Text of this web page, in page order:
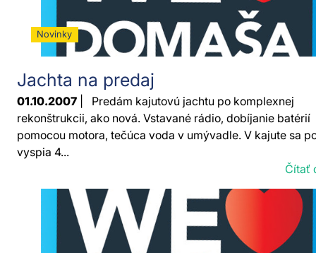
Novinky
Jachta na predaj
01.10.2007 | Predám kajutovú jachtu po komplexnej
rekonštrukcii, ako nová. Vstavané rádio, dobíjanie batérií
pomocou motora, tečúca voda v umývadle. V kajute sa
vyspia 4...
Čítať